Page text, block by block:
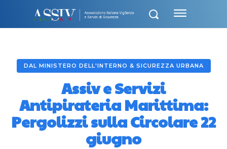
DAL MINISTERO DELL'INTERNO & SICUREZZA URBANA
Assiv e Servizi
Antipirateria Marittima:
Pergolizzi sulla Circolare 22
giugno